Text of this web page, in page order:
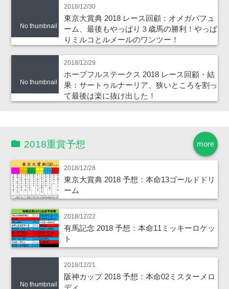
No thumbnail
2018/12/30
東京大賞典 2018 レース回顧：オメガパフュ
ーム、最後もやっぱり３歳馬の勝利！やっぱ
りミルコとルメールのワンツー！
No thumbnail
2018/12/29
ホープフルステークス 2018 レース回顧・結
果：サートゥルナーリア、狭いところを割っ
て最後は楽に抜け出した！
more
2018重賞予想
2018/12/28
東京大賞典 2018 予想：本命13ゴールドドリ
ーム
2018/12/22
有馬記念 2018 予想：本命11ミッキーロケッ
ト
No thumbnail
2018/12/21
阪神カップ 2018 予想：本命02ミスターメロ
ディ